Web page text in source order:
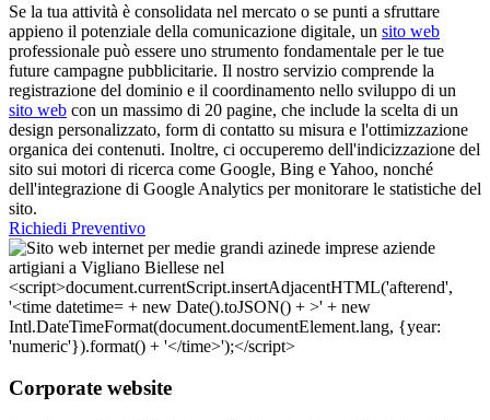
Se la tua attività è consolidata nel mercato o se punti a sfruttare
appieno il potenziale della comunicazione digitale, un sito web
professionale può essere uno strumento fondamentale per le tue
future campagne pubblicitarie. Il nostro servizio comprende la
registrazione del dominio e il coordinamento nello sviluppo di un
sito web con un massimo di 20 pagine, che include la scelta di un
design personalizzato, form di contatto su misura e l'ottimizzazione
organica dei contenuti. Inoltre, ci occuperemo dell'indicizzazione del
sito sui motori di ricerca come Google, Bing e Yahoo, nonché
dell'integrazione di Google Analytics per monitorare le statistiche del
sito.
Richiedi Preventivo
Corporate website